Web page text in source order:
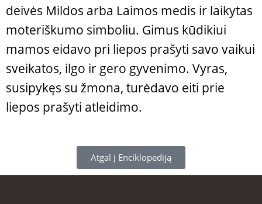
deivės Mildos arba Laimos medis ir laikytas
moteriškumo simboliu. Gimus kūdikiui
mamos eidavo pri liepos prašyti savo vaikui
sveikatos, ilgo ir gero gyvenimo. Vyras,
susipykęs su žmona, turėdavo eiti prie
liepos prašyti atleidimo.
Atgal į Enciklopediją